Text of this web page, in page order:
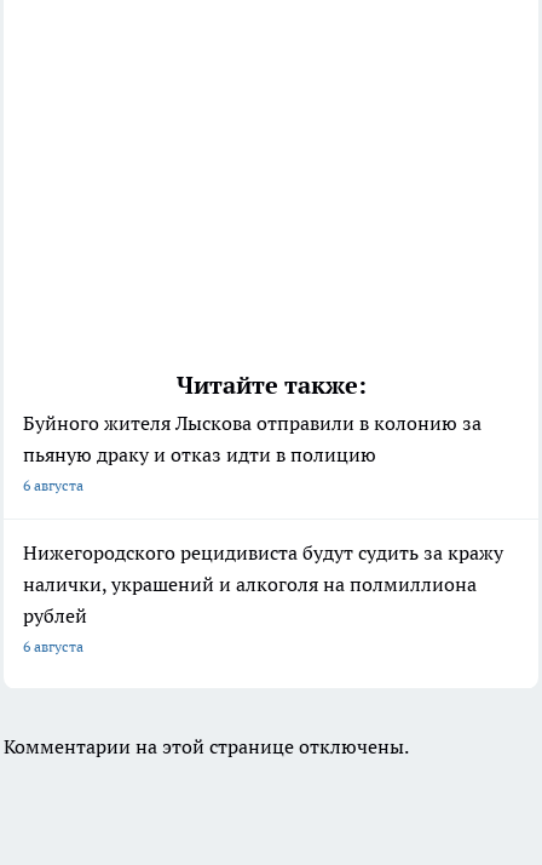
Читайте также:
Буйного жителя Лыскова отправили в колонию за
пьяную драку и отказ идти в полицию
6 августа
Нижегородского рецидивиста будут судить за кражу
налички, украшений и алкоголя на полмиллиона
рублей
6 августа
Комментарии на этой странице отключены.